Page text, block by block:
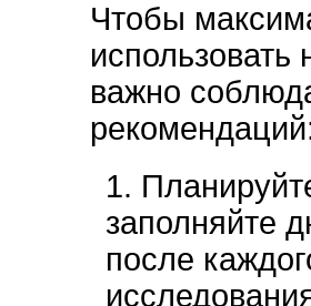
Чтобы
использовать
важно
заполняйте
после